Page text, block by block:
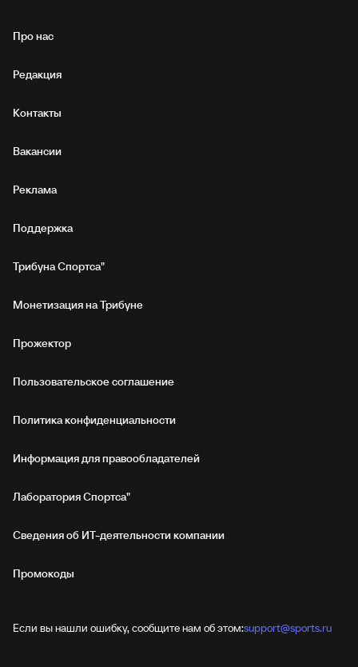
Про нас
Редакция
Контакты
Вакансии
Реклама
Поддержка
Трибуна Спортса"
Монетизация на Трибуне
Прожектор
Пользовательское соглашение
Политика конфиденциальности
Информация для правообладателей
Лаборатория Спортса"
Сведения об ИТ‑деятельности компании
Промокоды
Если вы нашли ошибку, сообщите нам об этом:support@sports.ru